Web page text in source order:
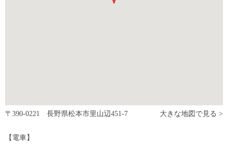
大きな地図で見る >
〒390-0221 長野県松本市里山辺451-7
【電車】